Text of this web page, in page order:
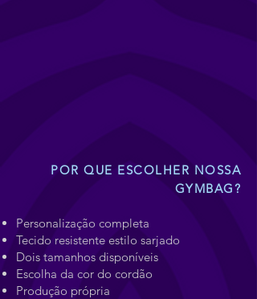
POR QUE ESCOLHER NOSSA
GYMBAG?
Personalização completa
Tecido resistente estilo sarjado
Dois tamanhos disponíveis
Escolha da cor do cordão
Produção própria